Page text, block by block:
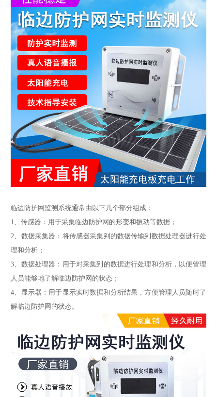
临边防护网监测系统通常由以下几个部分组成：
1、传感器：用于采集临边防护网的形变和振动等数据；
2、数据采集器：将传感器采集到的数据传输到数据处理器进行处
理和分析；
3、数据处理器：用于对采集到的数据进行处理和分析，以便管理
人员能够地了解临边防护网的状态；
4、显示器：用于显示实时数据和分析结果，方便管理人员随时了
解临边防护网的状态。